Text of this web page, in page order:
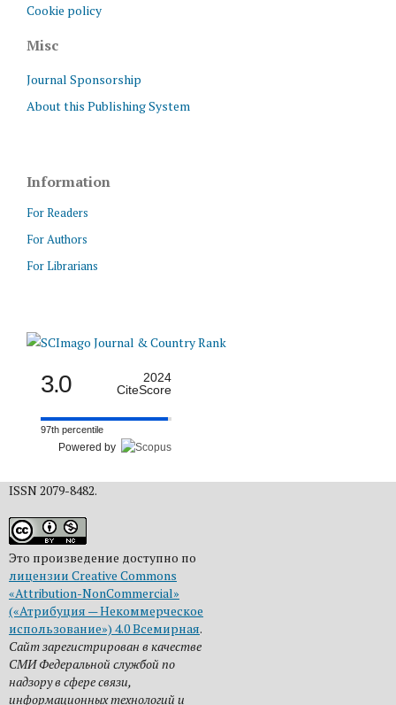
Cookie policy
Misc
Journal Sponsorship
About this Publishing System
Information
For Readers
For Authors
For Librarians
3.0
2024
CiteScore
97th percentile
Powered by
ISSN 2079-8482.
Это произведение доступно по
лицензии Creative Commons
«Attribution-NonCommercial»
(«Атрибуция — Некоммерческое
использование») 4.0 Всемирная.
Сайт зарегистрирован в качестве
СМИ Федеральной службой по
надзору в сфере связи,
информационных технологий и